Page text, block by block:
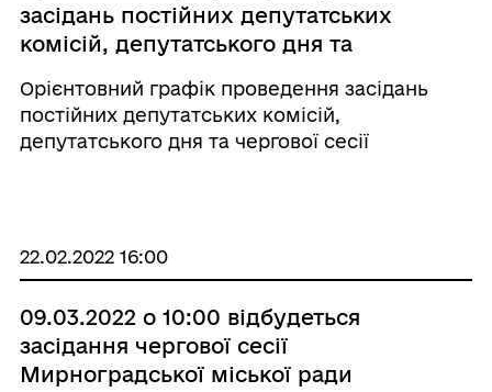
засідань постійних депутатських
комісій, депутатського дня та
міської ради VIIІ скликання у
БЕРЕЗНІ 2022 року
Орієнтовний графік проведення засідань
постійних депутатських комісій,
депутатського дня та чергової сесії
22.02.2022 16:00
09.03.2022 о 10:00 відбудеться
засідання чергової сесії
Мирноградської міської ради